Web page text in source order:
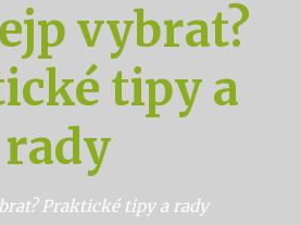
vybrat?
tipy a
rady
Praktické tipy a rady